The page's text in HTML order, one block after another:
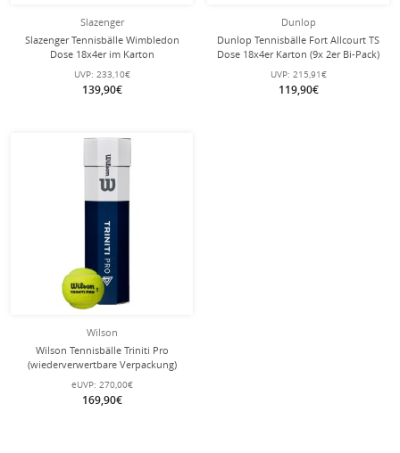
Slazenger
Slazenger Tennisbälle Wimbledon
Dose 18x4er im Karton
UVP: 233,10€
139,90€
Dunlop
Dunlop Tennisbälle Fort Allcourt TS
Dose 18x4er Karton (9x 2er Bi-Pack)
UVP: 215,91€
119,90€
Wilson
Wilson Tennisbälle Triniti Pro
(wiederverwertbare Verpackung)
Dose 18x4er im Karton
eUVP: 270,00€
169,90€